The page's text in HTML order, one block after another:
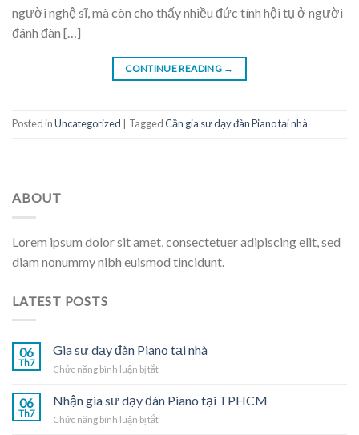
người nghệ sĩ, mà còn cho thấy nhiều đức tính hội tụ ở người
đánh đàn […]
CONTINUE READING →
Posted inUncategorized TaggedCần gia sư dạy đàn Piano tại nhà
ABOUT
Lorem ipsum dolor sit amet, consectetuer adipiscing elit, sed
diam nonummy nibh euismod tincidunt.
LATEST POSTS
06
Th7
Gia sư dạy đàn Piano tại nhà
Chức năng bình luận bị tắtở
đàn
06
Th7
Nhận gia sư dạy đàn Piano tại TPHCM
Chức năng bình luận bị tắtở